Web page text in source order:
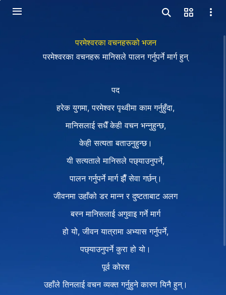
परमेश्‍वरका वचनहरूको भजन
परमेश्‍वरका वचनहरू मानिसले पालन गर्नुपर्ने मार्ग हुन्
पद
हरेक युगमा, परमेश्‍वर पृथ्वीमा काम गर्नुहुँदा,
मानिसलाई सधैँ केही वचन भन्नुहुन्छ,
केही सत्यता बताउनुहुन्छ।
यी सत्यताले मानिसले पछ्याउनुपर्ने,
पालन गर्नुपर्ने मार्ग झैँ सेवा गर्छन्।
जीवनमा उहाँको डर मान्न र दुष्टताबाट अलग
बस्न मानिसलाई अगुवाइ गर्ने मार्ग
हो यो, जीवन यात्रामा अभ्यास गर्नुपर्ने,
पछ्याउनुपर्ने कुरा हो यो।
पूर्व कोरस
उहाँले तिनलाई वचन व्यक्त गर्नुहुने कारण यिनै हुन्।